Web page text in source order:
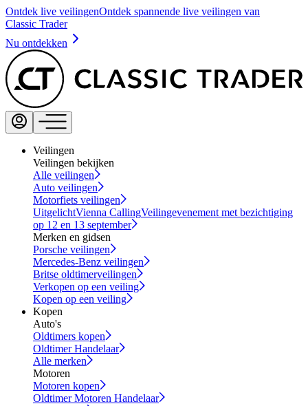
Ontdek live veilingenOntdek spannende live veilingen van
Classic Trader
Nu ontdekken
Veilingen
Veilingen bekijken
Alle veilingen
Auto veilingen
Motorfiets veilingen
UitgelichtVienna CallingVeilingevenement met bezichtiging
op 12 en 13 september
Merken en gidsen
Porsche veilingen
Mercedes-Benz veilingen
Britse oldtimerveilingen
Verkopen op een veiling
Kopen op een veiling
Kopen
Auto's
Oldtimers kopen
Oldtimer Handelaar
Alle merken
Motoren
Motoren kopen
Oldtimer Motoren Handelaar